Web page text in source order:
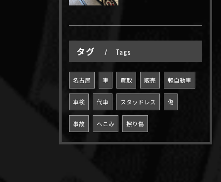
タグ Tags
名古屋 車 買取 販売 軽自動車
車検 代車 スタッドレス 傷
事故 へこみ 擦り傷